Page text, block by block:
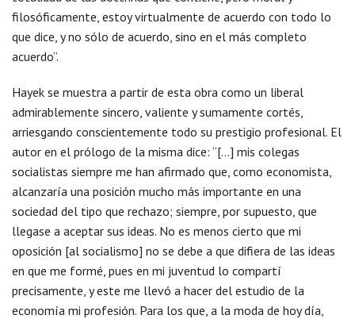
filosóficamente, estoy virtualmente de acuerdo con todo lo
que dice, y no sólo de acuerdo, sino en el más completo
acuerdo”.
Hayek se muestra a partir de esta obra como un liberal
admirablemente sincero, valiente y sumamente cortés,
arriesgando conscientemente todo su prestigio profesional. El
autor en el prólogo de la misma dice: “[…] mis colegas
socialistas siempre me han afirmado que, como economista,
alcanzaría una posición mucho más importante en una
sociedad del tipo que rechazo; siempre, por supuesto, que
llegase a aceptar sus ideas. No es menos cierto que mi
oposición [al socialismo] no se debe a que difiera de las ideas
en que me formé, pues en mi juventud lo compartí
precisamente, y este me llevó a hacer del estudio de la
economía mi profesión. Para los que, a la moda de hoy día,